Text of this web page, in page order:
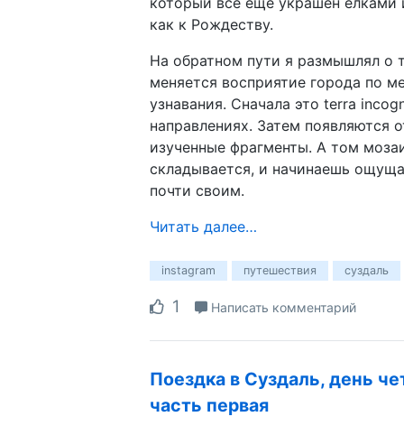
как к Рождеству.
На обратном пути я размышлял о
меняется восприятие города по
узнавания. Сначала это terra
направлениях. Затем появляются
изученные фрагменты. А том
складывается, и начинаешь
почти своим.
Читать далее…
instagram путешествия суздаль
1 Написать комментарий
Поездка в Суздаль, день
часть первая